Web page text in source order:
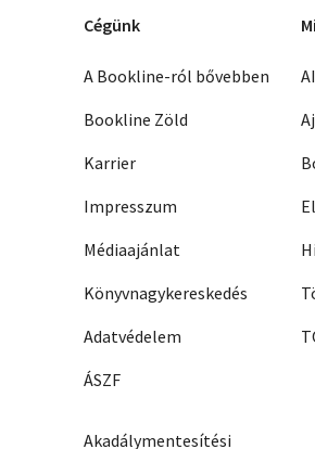
Cégünk
A Bookline-ról bővebben
Bookline Zöld
Karrier
Impresszum
Médiaajánlat
Könyvnagykereskedés
Adatvédelem
ÁSZF
Akadálymentesítési